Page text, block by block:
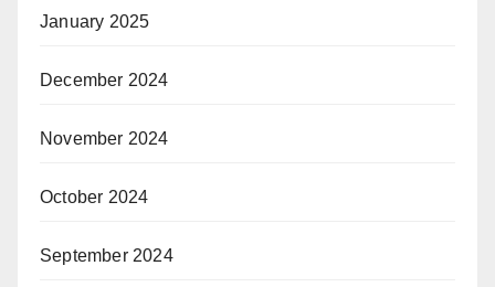
January 2025
December 2024
November 2024
October 2024
September 2024